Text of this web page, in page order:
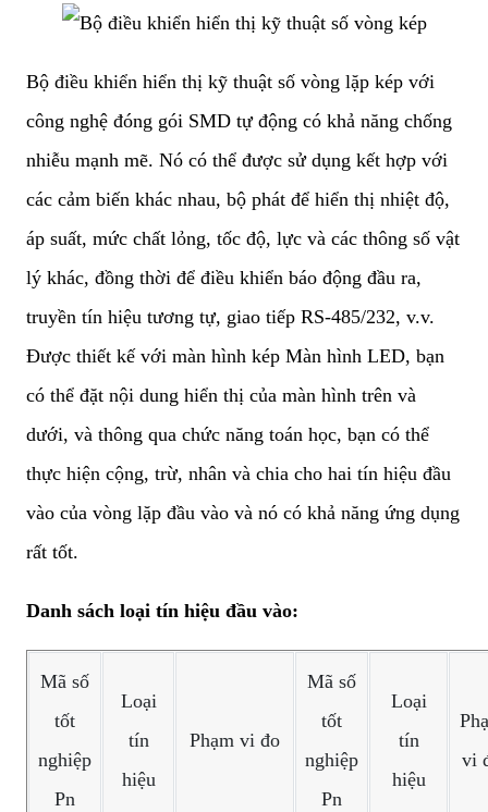
Bộ điều khiển hiển thị kỹ thuật số vòng lặp kép với
công nghệ đóng gói SMD tự động có khả năng chống
nhiễu mạnh mẽ. Nó có thể được sử dụng kết hợp với
các cảm biến khác nhau, bộ phát để hiển thị nhiệt độ,
áp suất, mức chất lỏng, tốc độ, lực và các thông số vật
lý khác, đồng thời để điều khiển báo động đầu ra,
truyền tín hiệu tương tự, giao tiếp RS-485/232, v.v.
Được thiết kế với màn hình kép Màn hình LED, bạn
có thể đặt nội dung hiển thị của màn hình trên và
dưới, và thông qua chức năng toán học, bạn có thể
thực hiện cộng, trừ, nhân và chia cho hai tín hiệu đầu
vào của vòng lặp đầu vào và nó có khả năng ứng dụng
rất tốt.
Danh sách loại tín hiệu đầu vào:
Mã số
tốt
nghiệp
Pn
Loại
tín
hiệu
Phạm vi đo
Mã số
tốt
nghiệp
Pn
Loại
tín
hiệu
vi